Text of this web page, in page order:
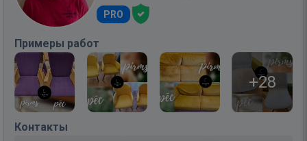
PRO
Примеры работ
+28
Контакты